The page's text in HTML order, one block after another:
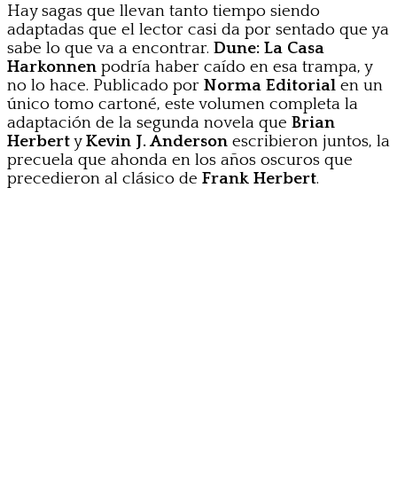
Hay sagas que llevan tanto tiempo siendo
adaptadas que el lector casi da por sentado que ya
sabe lo que va a encontrar. Dune: La Casa
Harkonnen podría haber caído en esa trampa, y
no lo hace. Publicado por Norma Editorial en un
único tomo cartoné, este volumen completa la
adaptación de la segunda novela que Brian
HerbertyKevin J. Anderson escribieron juntos, la
precuela que ahonda en los años oscuros que
precedieron al clásico de Frank Herbert.